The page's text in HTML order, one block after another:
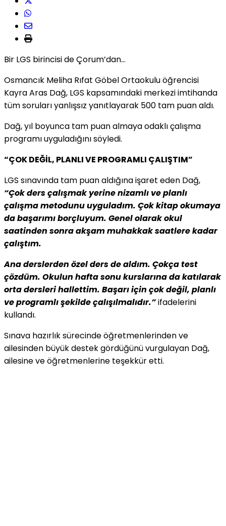
Bir LGS birincisi de Çorum’dan…
Osmancık Meliha Rıfat Göbel Ortaokulu öğrencisi
Kayra Aras Dağ, LGS kapsamındaki merkezi imtihanda
tüm soruları yanlışsız yanıtlayarak 500 tam puan aldı.
Dağ, yıl boyunca tam puan almaya odaklı çalışma
programı uyguladığını söyledi.
“ÇOK DEĞİL, PLANLI VE PROGRAMLI ÇALIŞTIM”
LGS sınavında tam puan aldığına işaret eden Dağ,
“Çok ders çalışmak yerine nizamlı ve planlı
çalışma metodunu uyguladım. Çok kitap okumaya
da başarımı borçluyum. Genel olarak okul
saatinden sonra akşam muhakkak saatlere kadar
çalıştım.
Ana derslerden özel ders de aldım. Çokça test
çözdüm. Okulun hafta sonu kurslarına da katılarak
orta dersleri hallettim. Başarı için çok değil, planlı
ve programlı şekilde çalışılmalıdır.”ifadelerini
kullandı.
Sınava hazırlık sürecinde öğretmenlerinden ve
ailesinden büyük destek gördüğünü vurgulayan Dağ,
ailesine ve öğretmenlerine teşekkür etti.